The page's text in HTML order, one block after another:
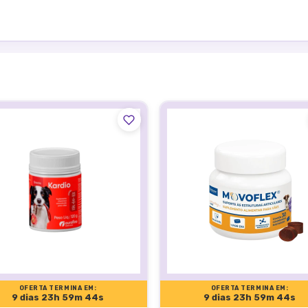
sintomas de estresse e ansiedade em cães, oferecendo
Calmyn e Susse Dog atua de forma natural, ajudando o
como:
em casa.
OFERTA TERMINA EM:
9 dias 23h 59m 43s
OFERTA TERMINA EM:
9 dias 23h 59m 43s